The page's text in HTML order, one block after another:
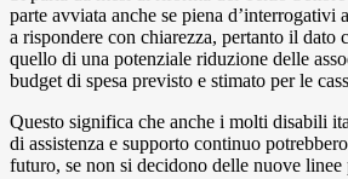
parte avviata anche se piena d’interrogativi
a rispondere con chiarezza, pertanto il dato
quello di una potenziale riduzione delle
budget di spesa previsto e stimato per le
Questo significa che anche i molti disabili
di assistenza e supporto continuo
futuro, se non si decidono delle nuove linee